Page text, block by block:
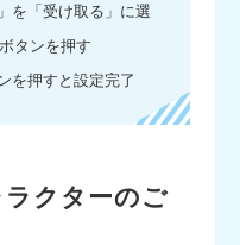
を「受け取る」に選
タンを押す
を押すと設定完了
ラクターのご